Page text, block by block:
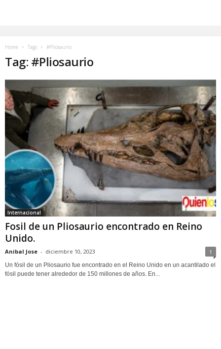
Home Tags #Pliosaurio
Tag: #Pliosaurio
Internacional
Fosil de un Pliosaurio encontrado en Reino
Unido.
Anibal Jose - diciembre 10, 2023 1
Un fósil de un Pliosaurio fue encontrado en el Reino Unido en un acantilado el
fósil puede tener alrededor de 150 millones de años. En...